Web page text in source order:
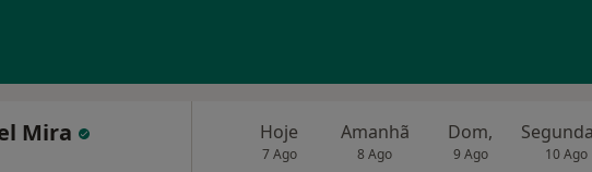
Mira Hoje
7 Ago
Amanhã
8 Ago
Dom,
9 Ago 10 Ago